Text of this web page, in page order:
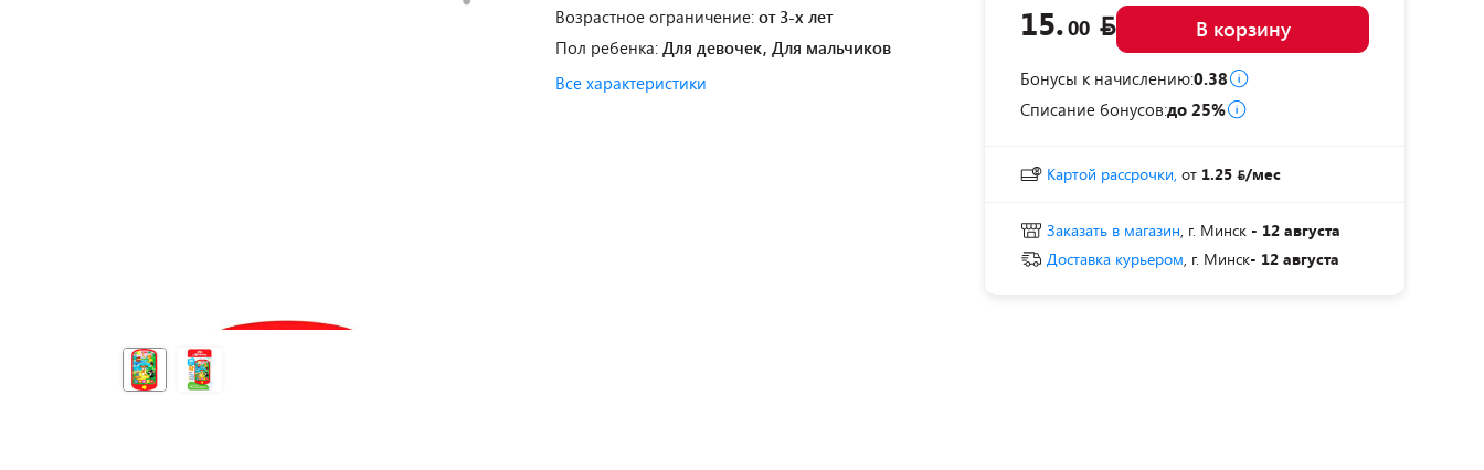
Возрастное ограничение: от 3-х лет
Пол ребенка: Для девочек, Для мальчиков
Все характеристики
15.00 В корзину
Бонусы к начислению:0.38
Списание бонусов:до 25%
Картой рассрочки, от 1.25 /мес
Заказать в магазин, г. Минск - 12 августа
Доставка курьером, г. Минск- 12 августа